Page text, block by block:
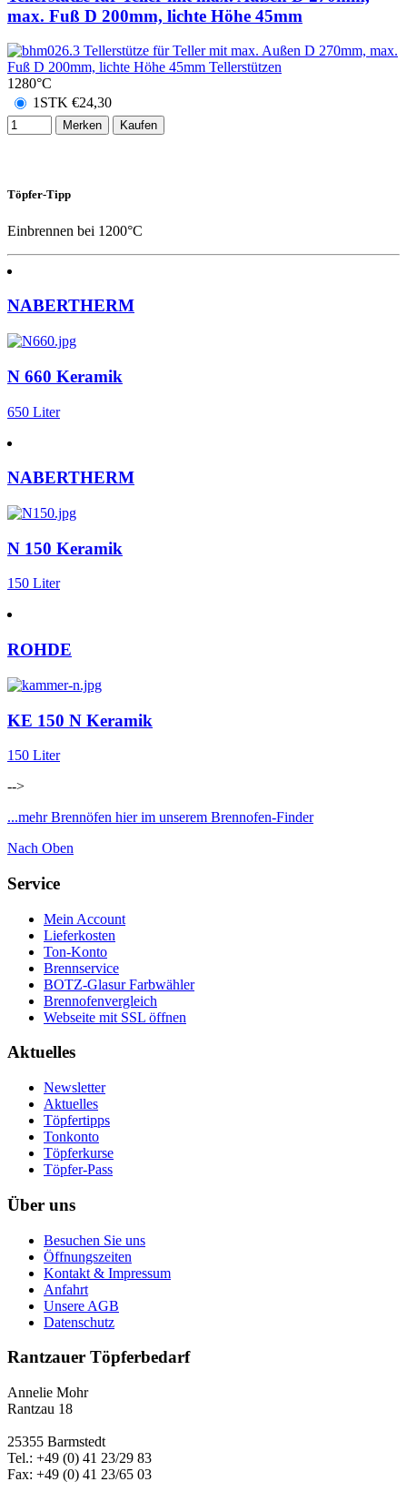
max. Fuß D 200mm, lichte Höhe 45mm
1280°C
1STK €24,30
Merken Kaufen
Töpfer-Tipp
Einbrennen bei 1200°C
NABERTHERM
N 660 Keramik
650 Liter
NABERTHERM
N 150 Keramik
150 Liter
ROHDE
KE 150 N Keramik
150 Liter
-->
...mehr Brennöfen hier im unserem Brennofen-Finder
Nach Oben
Service
Mein Account
Lieferkosten
Ton-Konto
Brennservice
BOTZ-Glasur Farbwähler
Brennofenvergleich
Webseite mit SSL öffnen
Aktuelles
Newsletter
Aktuelles
Töpfertipps
Tonkonto
Töpferkurse
Töpfer-Pass
Über uns
Besuchen Sie uns
Öffnungszeiten
Kontakt & Impressum
Anfahrt
Unsere AGB
Datenschutz
Rantzauer Töpferbedarf
Annelie Mohr
Rantzau 18
25355 Barmstedt
Tel.: +49 (0) 41 23/29 83
Fax: +49 (0) 41 23/65 03